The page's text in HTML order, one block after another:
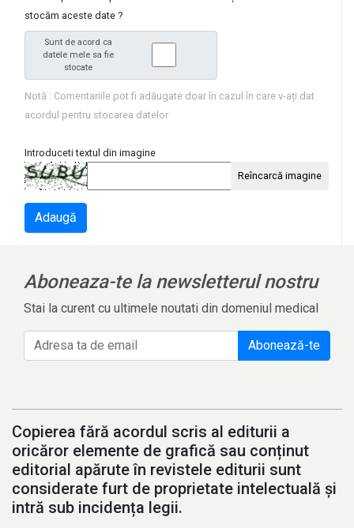
stocăm aceste date ?
Sunt de acord ca
datele mele sa fie
stocate
Notă : Comentariile pot fi adăugate doar în cazul în care v-ați dat
acordul pentru stocarea datelor
Introduceti textul din imagine
Reîncarcă imagine
Adaugă
Aboneaza-te la newsletterul nostru
Stai la curent cu ultimele noutati din domeniul medical
Abonează-te
Copierea fără acordul scris al editurii a
oricăror elemente de grafică sau conținut
editorial apărute în revistele editurii sunt
considerate furt de proprietate intelectuală și
intră sub incidența legii.